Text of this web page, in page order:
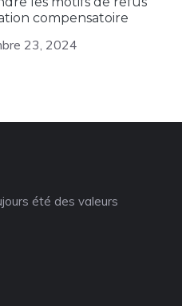
compensatoire
23, 2024
été des valeurs